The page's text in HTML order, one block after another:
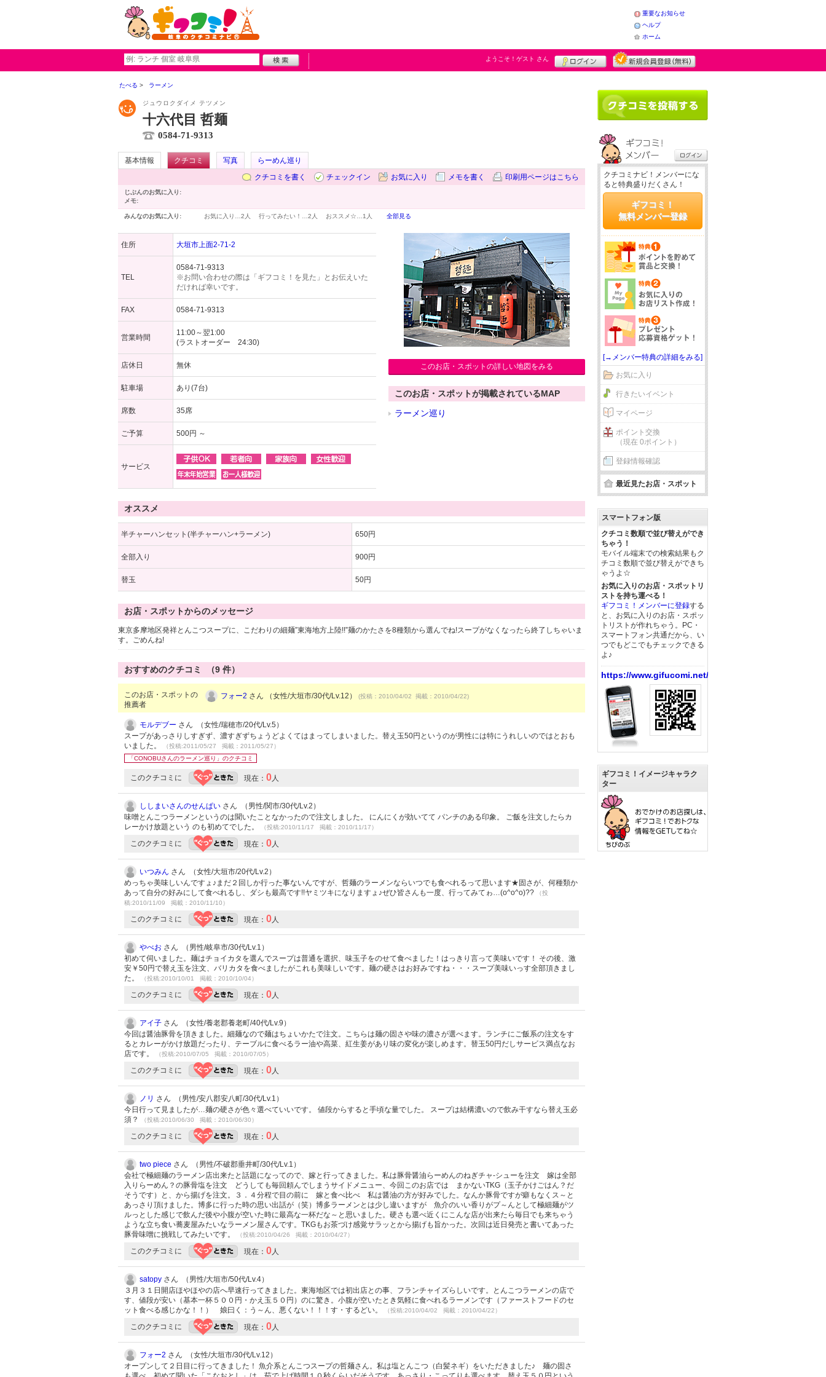
重要なお知らせ
ヘルプ
ホーム
ようこそ！ ゲスト さん
たべる ラーメン
ジュウロクダイメ テツメン
十六代目 哲麺
0584-71-9313
基本情報 クチコミ 写真
らーめん巡り
クチコミを書く
チェックイン お気に入り メモを書く 印刷用ページはこちら
じぶんのお気に入り:
メモ:
みんなのお気に入り: お気に入り… 2人 行ってみたい！… 2人 おススメ☆… 1人 全部見る
住所 大垣市上面2-71-2
TEL
0584-71-9313
※お問い合わせの際は「ギフコミ！を見た」とお伝えいた
だければ幸いです。
FAX 0584-71-9313
営業時間
11:00～翌1:00
(ラストオーダー 24:30)
店休日 無休
駐車場 あり(7台)
席数 35席
ご予算 500円 ～
サービス
このお店・スポットの詳しい地図をみる
このお店・スポットが掲載されているMAP
ラーメン巡り
オススメ
半チャーハンセット(半チャーハン+ラーメン) 650円
全部入り 900円
替玉 50円
お店・スポットからのメッセージ
東京多摩地区発祥とんこつスープに、こだわりの細麺”東海地方上陸!!”麺のかたさを8種類から選んでね!スープがなくなったら終了しちゃいま
す。ごめんね!
おすすめのクチコミ （9 件）
このお店・スポットの
推薦者
フォー2 さん （女性/大垣市/30代/Lv.12） (投稿：2010/04/02 掲載：2010/04/22)
モルデブー さん （女性/瑞穂市/20代/Lv.5）
スープがあっさりしすぎず、濃すぎずちょうどよくてはまってしまいました。替え玉50円というのが男性には特にうれしいのではとおも
いました。
（投稿:2011/05/27 掲載：2011/05/27）
「CONOBUさんのラーメン巡り」のクチコミ
このクチコミに 現在： 0人
ししまいさんのせんぱい さん （男性/関市/30代/Lv.2）
味噌とんこつラーメンというのは聞いたことなかったので注文しました。 にんにくが効いてて パンチのある印象。 ご飯を注文したらカ
レーかけ放題という のも初めてでした。
（投稿:2010/11/17 掲載：2010/11/17）
このクチコミに 現在： 0人
いつみん さん （女性/大垣市/20代/Lv.2）
めっちゃ美味しいんですょ♪まだ２回しか行った事ないんですが、哲麺のラーメンならいつでも食べれるって思います★固さが、何種類か
あって自分の好みにして食べれるし、ダシも最高です!!ヤミツキになりますょ♪ぜひ皆さんも一度、行ってみてゎ…(o^o^o)??
（投
稿:2010/11/09 掲載：2010/11/10）
このクチコミに 現在： 0人
やべお さん （男性/岐阜市/30代/Lv.1）
初めて伺いました。麺はチョイカタを選んでスープは普通を選択、味玉子をのせて食べました！はっきり言って美味いです！ その後、激
安￥50円で替え玉を注文、バリカタを食べましたがこれも美味しいです。麺の硬さはお好みですね・・・スープ美味いっす全部頂きまし
た。
（投稿:2010/10/01 掲載：2010/10/04）
このクチコミに 現在： 0人
アイ子 さん （女性/養老郡養老町/40代/Lv.9）
今回は醤油豚骨を頂きました。細麺なので麺はちょいかたで注文。こちらは麺の固さや味の濃さが選べます。ランチにご飯系の注文をす
るとカレーがかけ放題だったり、テーブルに食べるラー油や高菜、紅生姜があり味の変化が楽しめます。替玉50円だしサービス満点なお
店です。
（投稿:2010/07/05 掲載：2010/07/05）
このクチコミに 現在： 0人
ノリ さん （男性/安八郡安八町/30代/Lv.1）
今日行って見ましたが…麺の硬さが色々選べていいです。 値段からすると手頃な量でした。 スープは結構濃いので飲み干すなら替え玉必
須？
（投稿:2010/06/30 掲載：2010/06/30）
このクチコミに 現在： 0人
two piece さん （男性/不破郡垂井町/30代/Lv.1）
会社で極細麺のラーメン店出来たと話題になってので、嫁と行ってきました。私は豚骨醤油らーめんのねぎチャ-シューを注文 嫁は全部
入りらーめん？の豚骨塩を注文 どうしても毎回頼んでしまうサイドメニュー、今回このお店では まかないTKG（玉子かけごはん？だ
そうです）と、から揚げを注文。３．４分程で目の前に 嫁と食べ比べ 私は醤油の方が好みでした。なんか豚骨ですが癖もなくス～と
あっさり頂けました。博多に行った時の思い出話が（笑）博多ラーメンとは少し違いますが 魚介のいい香りがプ～んとして極細麺がツ
ルっとした感じで飲んだ後や小腹が空いた時に最高な一杯だな～と思いました。硬さも選べ近くにこんな店が出来たら毎日でも来ちゃう
ような立ち食い蕎麦屋みたいなラーメン屋さんです。TKGもお茶づけ感覚サラッとから揚げも旨かった。次回は近日発売と書いてあった
豚骨味噌に挑戦してみたいです。
（投稿:2010/04/26 掲載：2010/04/27）
このクチコミに 現在： 0人
satopy さん （男性/大垣市/50代/Lv.4）
３月３１日開店ほやほやの店へ早速行ってきました。東海地区では初出店との事、フランチャイズらしいです。とんこつラーメンの店で
す、値段が安い（基本一杯５００円・かえ玉５０円）のに驚き。小腹が空いたとき気軽に食べれるラーメンです（ファーストフードのセ
ット食べる感じかな！！） 娘曰く：う～ん、悪くない！！！す・するどい。
（投稿:2010/04/02 掲載：2010/04/22）
このクチコミに 現在： 0人
フォー2 さん （女性/大垣市/30代/Lv.12）
オープンして２日目に行ってきました！ 魚介系とんこつスープの哲麺さん。私は塩とんこつ（白髪ネギ）をいただきました♪ 麺の固さ
クチコミナビ！メンバーにな
ると特典盛りだくさん！
ギフコミ！
無料メンバー登録
[→メンバー特典の詳細をみる]
お気に入り
行きたいイベント
マイページ
ポイント交換
（現在 0ポイント）
登録情報確認
最近見たお店・スポット
スマートフォン版
クチコミ数順で並び替えができ
ちゃう！
モバイル端末での検索結果もク
チコミ数順で並び替えができち
ゃうよ☆
お気に入りのお店・スポットリ
ストを持ち運べる！
ギフコミ！メンバーに登録する
と、お気に入りのお店・スポッ
トリストが作れちゃう。PC・
スマートフォン共通だから、い
つでもどこでもチェックできる
よ♪
https://www.gifucomi.net/
ギフコミ！イメージキャラク
ター